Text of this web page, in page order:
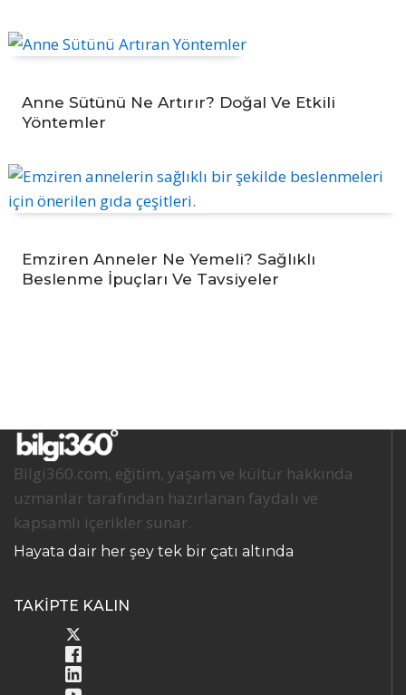
Anne Sütünü Ne Artırır? Doğal Ve Etkili
Yöntemler
Emziren Anneler Ne Yemeli? Sağlıklı
Beslenme İpuçları Ve Tavsiyeler
Bilgi360.com, eğitim, yaşam ve kültür hakkında
uzmanlar tarafından hazırlanan faydalı ve
kapsamlı içerikler sunar.
Hayata dair her şey tek bir çatı altında
TAKİPTE KALIN